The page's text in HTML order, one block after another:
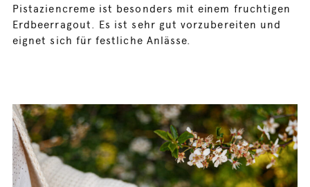
Pistaziencreme ist besonders mit einem fruchtigen
Erdbeerragout. Es ist sehr gut vorzubereiten und
eignet sich für festliche Anlässe.